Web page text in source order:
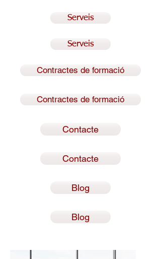
Serveis
Serveis
Contractes de formació
Contractes de formació
Contacte
Contacte
Blog
Blog